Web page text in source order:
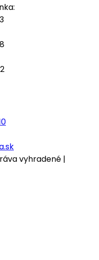
vyhradené |